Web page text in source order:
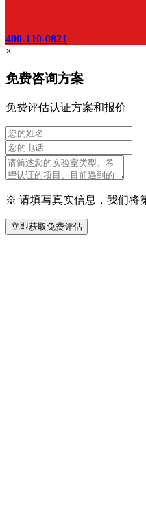
400-110-0821
×
免费咨询方案
免费评估认证方案和报价
※ 请填写真实信息，我们将
立即获取免费评估